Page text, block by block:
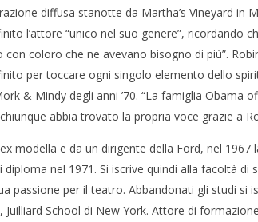
diffusa stanotte da Martha’s Vineyard in
l’attore “unico nel suo genere”, ricordando
coloro che ne avevano bisogno di più”.
per toccare ogni singolo elemento dello
& Mindy degli anni ’70. “La famiglia Obama
abbia trovato la propria voce grazie a
modella e da un dirigente della Ford, nel 1967
nel 1971. Si iscrive quindi alla facoltà di
passione per il teatro. Abbandonati gli studi si
School di New York. Attore di